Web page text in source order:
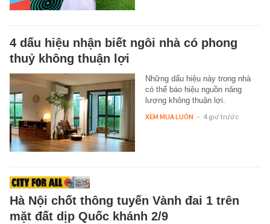
4 dấu hiệu nhận biết ngôi nhà có phong
thuỷ không thuận lợi
Những dấu hiệu này trong nhà
có thể báo hiệu nguồn năng
lượng không thuận lợi.
XEM MUA LUÔN - 4 giờ trước
Hà Nội chốt thông tuyến Vành đai 1 trên
mặt đất dịp Quốc khánh 2/9